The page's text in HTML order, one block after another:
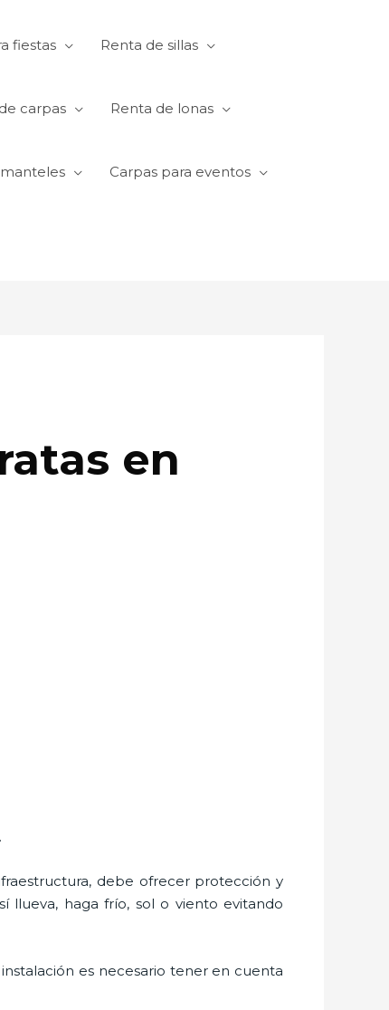
fiestas Renta de sillas
carpas Renta de lonas
Carpas para eventos
en
debe ofrecer protección y
llueva, haga frío, sol o viento evitando
es necesario tener en cuenta